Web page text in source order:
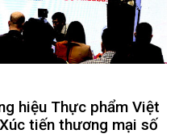
hiệu Thực phẩm Việt
tiến thương mại số